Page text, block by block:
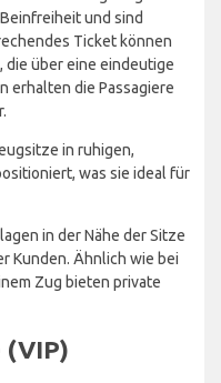
und sind
Ticket können
die über eine eindeutige
erhalten die Passagiere
in ruhigen,
was sie ideal für
in der Nähe der Sitze
Kunden. Ähnlich wie bei
Zug bieten private
(VIP)